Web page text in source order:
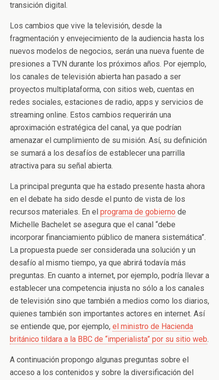
transición digital.
Los cambios que vive la televisión, desde la
fragmentación y envejecimiento de la audiencia hasta los
nuevos modelos de negocios, serán una nueva fuente de
presiones a TVN durante los próximos años. Por ejemplo,
los canales de televisión abierta han pasado a ser
proyectos multiplataforma, con sitios web, cuentas en
redes sociales, estaciones de radio, apps y servicios de
streaming online. Estos cambios requerirán una
aproximación estratégica del canal, ya que podrían
amenazar el cumplimiento de su misión. Así, su definición
se sumará a los desafíos de establecer una parrilla
atractiva para su señal abierta.
La principal pregunta que ha estado presente hasta ahora
en el debate ha sido desde el punto de vista de los
recursos materiales. En el programa de gobierno de
Michelle Bachelet se asegura que el canal “debe
incorporar financiamiento público de manera sistemática”.
La propuesta puede ser considerada una solución y un
desafío al mismo tiempo, ya que abrirá todavía más
preguntas. En cuanto a internet, por ejemplo, podría llevar a
establecer una competencia injusta no sólo a los canales
de televisión sino que también a medios como los diarios,
quienes también son importantes actores en internet. Así
se entiende que, por ejemplo, el ministro de Hacienda
británico tildara a la BBC de “imperialista” por su sitio web.
A continuación propongo algunas preguntas sobre el
acceso a los contenidos y sobre la diversificación del